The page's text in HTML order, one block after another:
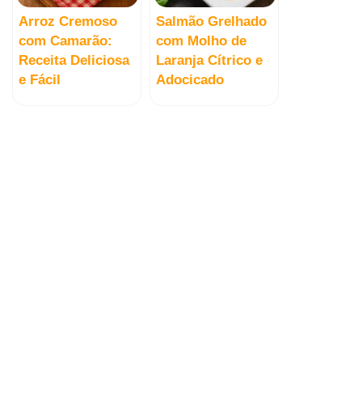
Arroz Cremoso
com Camarão:
Receita Deliciosa
e Fácil
Salmão Grelhado
com Molho de
Laranja Cítrico e
Adocicado